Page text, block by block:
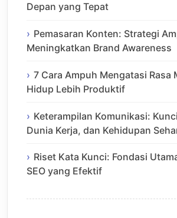
Depan yang Tepat
Pemasaran Konten: Strategi
Meningkatkan Brand Awareness
7 Cara Ampuh Mengatasi Rasa
Hidup Lebih Produktif
Keterampilan Komunikasi:
Dunia Kerja, dan Kehidupan
Riset Kata Kunci: Fondasi
SEO yang Efektif